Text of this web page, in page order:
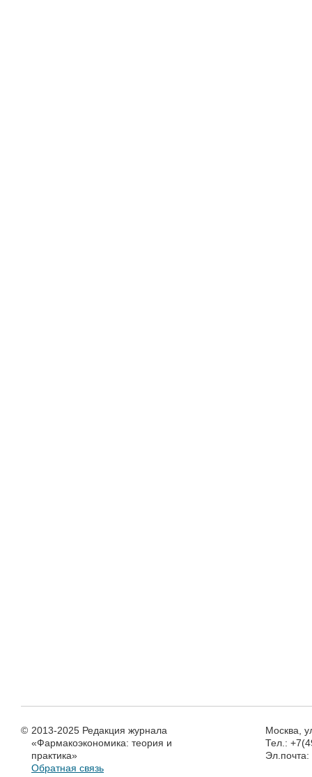
© 2013-2025 Редакция журнала
«Фармакоэкономика: теория и
практика»
Обратная связь
Москва,
Тел.:
Эл.почта: